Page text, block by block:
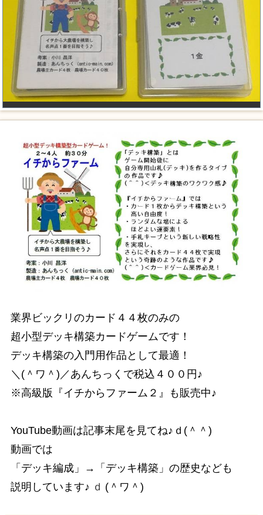
業界ビックリのカード４４枚のみの
超小型デッキ構築カードゲームです！
デッキ構築の入門用作品として最適！
＼(＾ワ＾)／あんちっくで税込４００円♪
※高級版『イチからファーム２』も販売中♪
YouTube動画は記事末尾を見てね♪ｄ(＾＾)
動画では
「デッキ編成」→「デッキ構築」の歴史なども
説明しています♪ ｄ (＾ワ＾)